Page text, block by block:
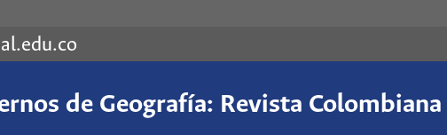
de Geografía: Revista